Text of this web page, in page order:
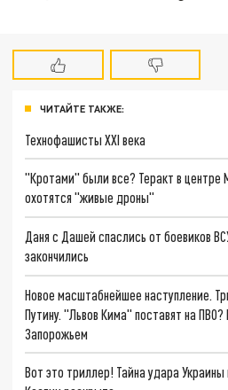
ЧИТАЙТЕ ТАКЖЕ:
Технофашисты XXI века
"Кротами" были все? Теракт в центре
охотятся "живые дроны"
Даня с Дашей спаслись от боевиков
закончились
Новое масштабнейшее наступление.
Путину. "Львов Кима" поставят на
Запорожьем
Вот это триллер! Тайна удара Украины